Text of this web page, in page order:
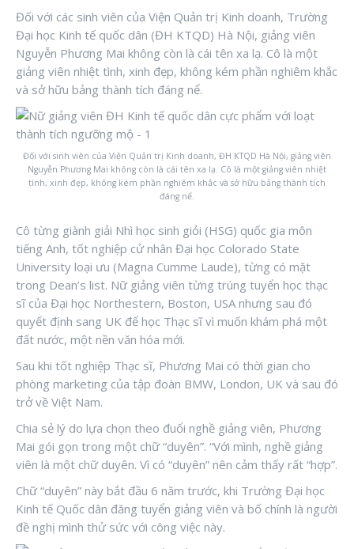
Đối với các sinh viên của Viện Quản trị Kinh doanh, Trường
Đại học Kinh tế quốc dân (ĐH KTQD) Hà Nội, giảng viên
Nguyễn Phương Mai không còn là cái tên xa lạ. Cô là một
giảng viên nhiệt tình, xinh đẹp, không kém phần nghiêm khắc
và sở hữu bảng thành tích đáng nể.
Đối với sinh viên của Viện Quản trị Kinh doanh, ĐH KTQD Hà Nội, giảng viên
Nguyễn Phương Mai không còn là cái tên xa lạ. Cô là một giảng viên nhiệt
tình, xinh đẹp, không kém phần nghiêm khắc và sở hữu bảng thành tích
đáng nể.
Cô từng giành giải Nhì học sinh giỏi (HSG) quốc gia môn
tiếng Anh, tốt nghiệp cử nhân Đại học Colorado State
University loại ưu (Magna Cumme Laude), từng có mặt
trong Dean’s list. Nữ giảng viên từng trúng tuyển học thạc
sĩ của Đại học Northestern, Boston, USA nhưng sau đó
quyết định sang UK để học Thạc sĩ vì muốn khám phá một
đất nước, một nền văn hóa mới.
Sau khi tốt nghiệp Thạc sĩ, Phương Mai có thời gian cho
phòng marketing của tập đoàn BMW, London, UK và sau đó
trở về Việt Nam.
Chia sẻ lý do lựa chọn theo đuổi nghề giảng viên, Phương
Mai gói gọn trong một chữ “duyên”. “Với mình, nghề giảng
viên là một chữ duyên. Vì có “duyên” nên cảm thấy rất “hợp”.
Chữ “duyên” này bắt đầu 6 năm trước, khi Trường Đại học
Kinh tế Quốc dân đăng tuyển giảng viên và bố chính là người
đề nghị mình thử sức với công việc này.